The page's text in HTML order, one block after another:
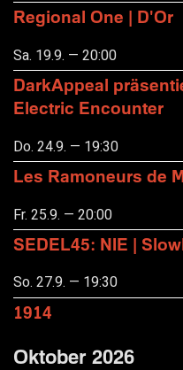
Regional One | D'Or
Sa. 19.9. — 20:00
DarkAppeal
Electric Encounter
Do. 24.9. — 19:30
Les Ramoneurs de
Fr. 25.9. — 20:00
SEDEL45: NIE |
So. 27.9. — 19:30
1914
Oktober 2026